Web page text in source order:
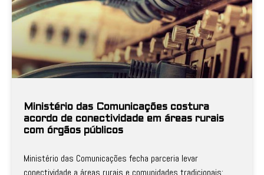
Ministério das Comunicações costura
acordo de conectividade em áreas rurais
com órgãos públicos
Ministério das Comunicações fecha parceria levar
conectividade a áreas rurais e comunidades tradicionais;